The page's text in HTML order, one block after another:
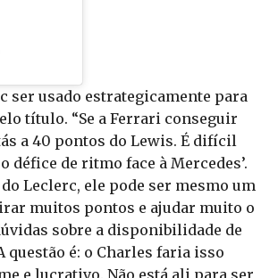
ser usado estrategicamente para
título. “Se a Ferrari conseguir
a 40 pontos do Lewis. É difícil
de ritmo face à Mercedes’.
Leclerc, ele pode ser mesmo um
muitos pontos e ajudar muito o
sobre a disponibilidade de
questão é: o Charles faria isso